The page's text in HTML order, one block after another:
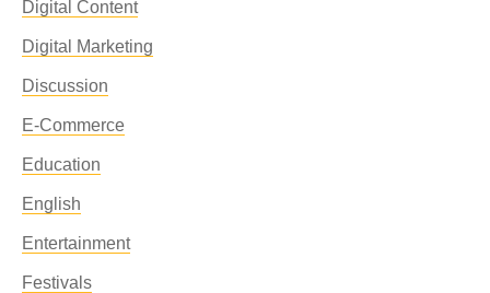
Digital Content
Digital Marketing
Discussion
E-Commerce
Education
English
Entertainment
Festivals